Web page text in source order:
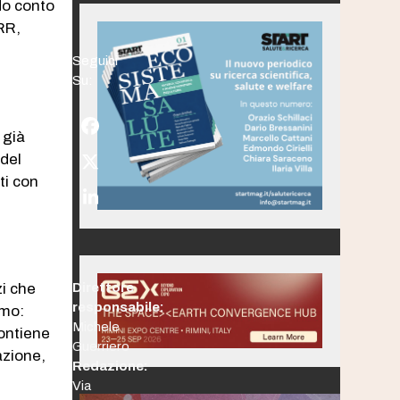
conto
già
con
che
Seguici
Su:
Facebook
Twitter
(deprecated)
LinkedIn
Direttore
responsabile:
Michele
Guerriero
Redazione:
Via